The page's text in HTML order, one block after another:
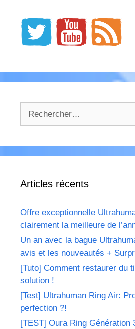
Articles récents
Offre exceptionnelle
clairement la meilleure de
Un an avec la bague
avis et les nouveautés +
[Tuto] Comment restaurer du
solution !
[Test] Ultrahuman Ring Air:
perfection ?!
[TEST] Oura Ring Génération